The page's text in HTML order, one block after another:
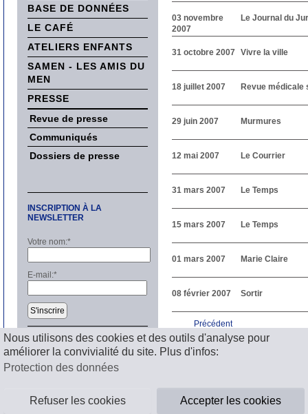
Nous utilisons des cookies et des outils d'analyse pour
améliorer la convivialité du site. Plus d'infos:
Protection des données
Refuser les cookies Accepter les cookies
BASE DE DONNÉES
LE CAFÉ
ATELIERS ENFANTS
SAMEN - LES AMIS DU
MEN
PRESSE
Revue de presse
Communiqués
Dossiers de presse
INSCRIPTION À LA
NEWSLETTER
Votre nom:*
E-mail:*
S'inscrire
03 novembre
2007
Le Journal du
31 octobre 2007 Vivre la ville
18 juillet 2007 Revue médicale
29 juin 2007 Murmures
12 mai 2007 Le Courrier
31 mars 2007 Le Temps
15 mars 2007 Le Temps
01 mars 2007 Marie Claire
08 février 2007 Sortir
Précédent
1
2 3 4 5 6 7
Suivant